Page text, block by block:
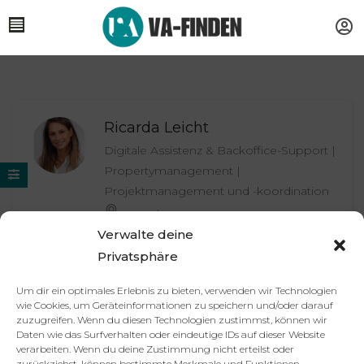
Verwalte deine
Privatsphäre
Um dir ein optimales Erlebnis zu bieten, verwenden wir Technologien
wie Cookies, um Geräteinformationen zu speichern und/oder darauf
zuzugreifen. Wenn du diesen Technologien zustimmst, können wir
Daten wie das Surfverhalten oder eindeutige IDs auf dieser Website
verarbeiten. Wenn du deine Zustimmung nicht erteilst oder
Ricarda Leicht
Digitale Assistenz & Backoffice-Support |
Propertymanagement |
Projektmanagement und -koordination
remote
© 2025 va-finden.de – Alle Rechte vorbehalten.
Partner Impressum Datenschutzerklärung
AGB
Kontakt